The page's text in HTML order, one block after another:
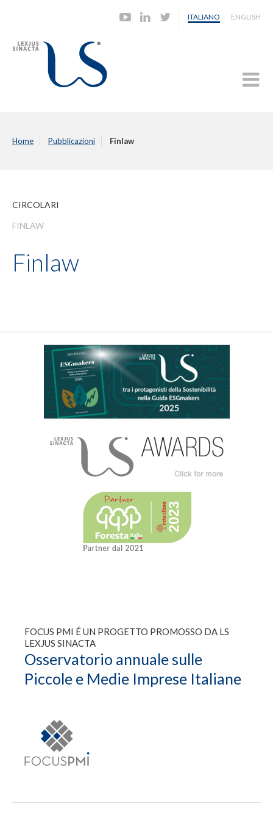
ITALIANO ENGLISH
Home Pubblicazioni Finlaw
CIRCOLARI
FINLAW
Finlaw
FOCUS PMI É UN PROGETTO PROMOSSO DA LS
LEXJUS SINACTA
Osservatorio annuale sulle
Piccole e Medie Imprese Italiane